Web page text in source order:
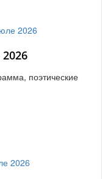
поэтические